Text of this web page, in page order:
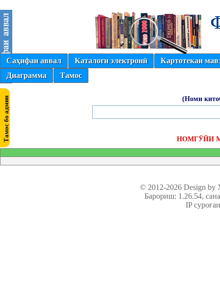
Саҳифаи аввал Каталоги электронӣ
Картотекаи
Диаграмма
Тамос
(Номи
НОМГӮЙИ
© 2012-2026 Design
Барориш: 1.26.54,
IP